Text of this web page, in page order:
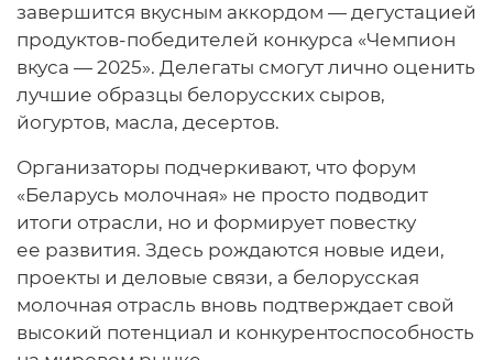
завершится вкусным аккордом — дегустацией
продуктов-победителей конкурса «Чемпион
вкуса — 2025». Делегаты смогут лично оценить
лучшие образцы белорусских сыров,
йогуртов, масла, десертов.
Организаторы подчеркивают, что форум
«Беларусь молочная» не просто подводит
итоги отрасли, но и формирует повестку
ее развития. Здесь рождаются новые идеи,
проекты и деловые связи, а белорусская
молочная отрасль вновь подтверждает свой
высокий потенциал и конкурентоспособность